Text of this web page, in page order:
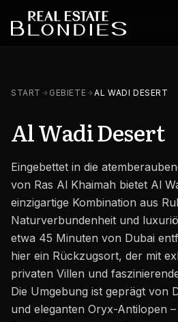
Off-Plan Projekte
Off-Plan Resale
Dienstleistungen
SONSTIGES
Karriere
START GEBIETE AL WADI DESERT
Al Wadi Desert
Eingebettet in die
von Ras Al Khaimah bietet Al
einzigartige Kombination aus
Naturverbundenheit und
etwa 45 Minuten von Dubai
hier ein Rückzugsort, der mit
privaten Villen und
Die Umgebung ist geprägt von
und eleganten Oryx-Antilopen